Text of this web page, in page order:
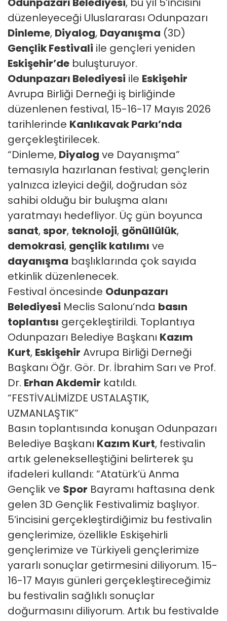
düzenleyeceği Uluslararası Odunpazarı
Dinleme, Diyalog, Dayanışma (3D)
Gençlik Festivali ile gençleri yeniden
Eskişehir’de buluşturuyor.
Odunpazarı Belediyesi ile Eskişehir
Avrupa Birliği Derneği iş birliğinde
düzenlenen festival, 15-16-17 Mayıs 2026
tarihlerinde Kanlıkavak Parkı’nda
gerçekleştirilecek.
“Dinleme, Diyalog ve Dayanışma”
temasıyla hazırlanan festival; gençlerin
yalnızca izleyici değil, doğrudan söz
sahibi olduğu bir buluşma alanı
yaratmayı hedefliyor. Üç gün boyunca
sanat,spor, teknoloji, gönüllülük,
demokrasi, gençlik katılımı ve
dayanışma başlıklarında çok sayıda
etkinlik düzenlenecek.
Festival öncesinde Odunpazarı
Belediyesi Meclis Salonu’nda basın
toplantısı gerçekleştirildi. Toplantıya
Odunpazarı Belediye Başkanı Kazım
Kurt, Eskişehir Avrupa Birliği Derneği
Başkanı Öğr. Gör. Dr. İbrahim Sarı ve Prof.
Dr. Erhan Akdemir katıldı.
“FESTİVALİMİZDE USTALAŞTIK,
UZMANLAŞTIK”
Basın toplantısında konuşan Odunpazarı
Belediye Başkanı Kazım Kurt, festivalin
artık gelenekselleştiğini belirterek şu
ifadeleri kullandı: “Atatürk’ü Anma
Gençlik ve Spor Bayramı haftasına denk
gelen 3D Gençlik Festivalimiz başlıyor.
5’incisini gerçekleştirdiğimiz bu festivalin
gençlerimize, özellikle Eskişehirli
gençlerimize ve Türkiyeli gençlerimize
yararlı sonuçlar getirmesini diliyorum. 15-
16-17 Mayıs günleri gerçekleştireceğimiz
bu festivalin sağlıklı sonuçlar
doğurmasını diliyorum. Artık bu festivalde